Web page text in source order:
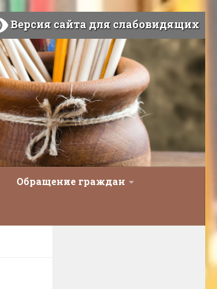
Версия сайта для слабовидящих
Обращение граждан